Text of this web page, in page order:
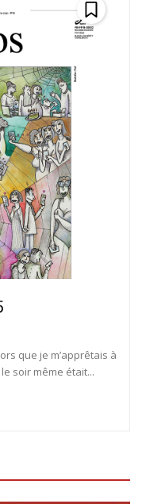
que je m’apprêtais à
soir même était...